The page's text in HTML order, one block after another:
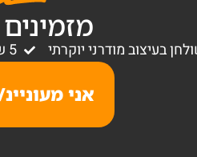
בעיצוב מודרני יוקרתי 5 שנות אחריות על הרגליים
אני